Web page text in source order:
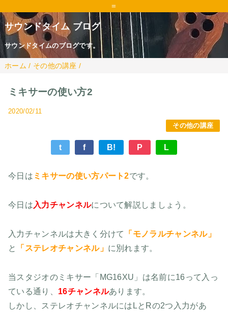
=
サウンドタイム ブログ
サウンドタイムのブログです。
ホーム / その他の講座 /
ミキサーの使い方2
2020/02/11
その他の講座
t f B! P L
今日は ミキサーの使い方パート2です。
今日は 入力チャンネルについて解説しましょう。
入力チャンネルは大きく分けて
「モノラルチャンネル」
と
「ステレオチャンネル」 に別れます。
当スタジオのミキサー「MG16XU」は名前に16って入っ
ている通り、 16チャンネルあります。
しかし、ステレオチャンネルにはLとRの2つ入力があ